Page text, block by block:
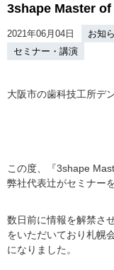
3shape Master
2021年06月04日 お知
セミナー・講演
大阪市の歯科技工所デ
この度、『3shape
弊社代表辻がセミナー
数日前に情報を解禁さ
をいただいており札幌
になりました。